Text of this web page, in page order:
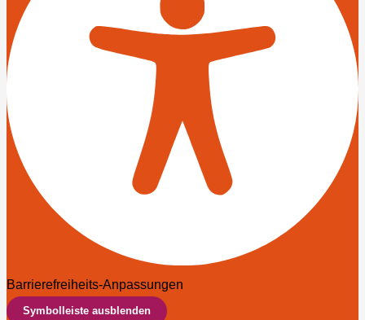
Barrierefreiheits-Anpassungen
Symbolleiste ausblenden